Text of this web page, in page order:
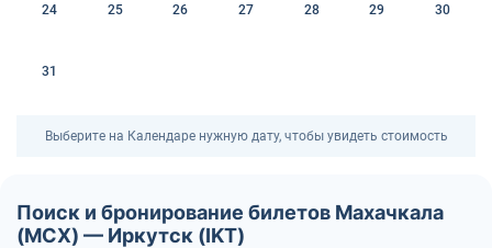
24 25 26 27 28 29 30
31
Выберите на Календаре нужную дату, чтобы увидеть стоимость
Поиск и бронирование билетов Махачкала
(MCX) — Иркутск (IKT)